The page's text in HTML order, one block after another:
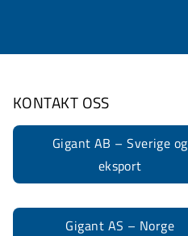
KONTAKT OSS
Gigant AB – Sverige og
eksport
Gigant AS – Norge